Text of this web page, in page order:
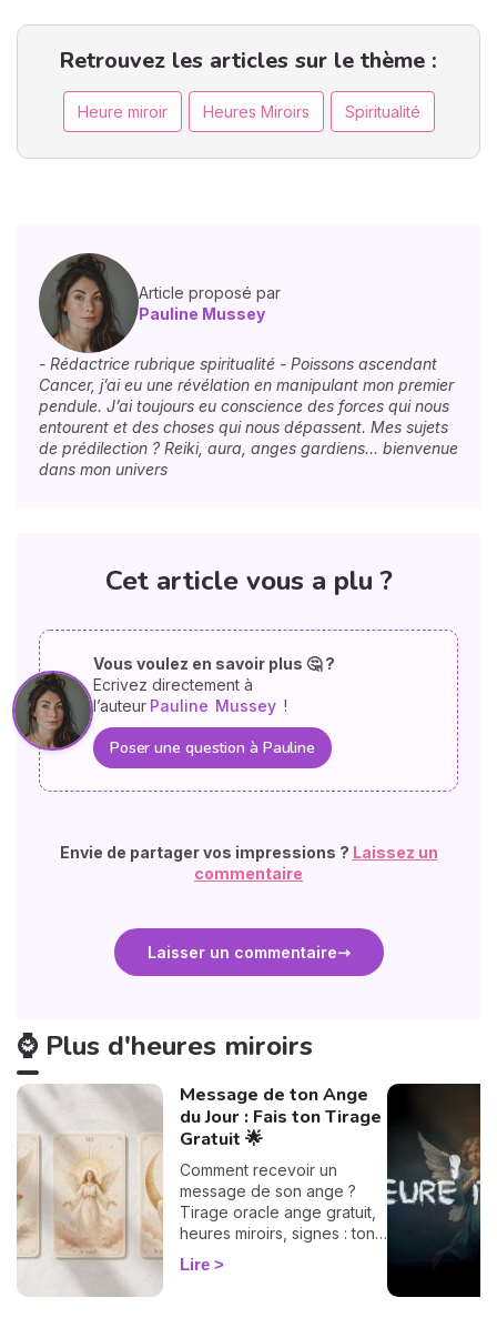
Retrouvez les articles sur le thème :
Heure miroir Heures Miroirs Spiritualité
Article proposé par
Pauline Mussey
- Rédactrice rubrique spiritualité - Poissons ascendant
Cancer, j’ai eu une révélation en manipulant mon premier
pendule. J’ai toujours eu conscience des forces qui nous
entourent et des choses qui nous dépassent. Mes sujets
de prédilection ? Reiki, aura, anges gardiens… bienvenue
dans mon univers
Cet article vous a plu ?
Vous voulez en savoir plus 🤔 ?
Ecrivez directement à
l’auteur Pauline Mussey !
Poser une question à Pauline
Envie de partager vos impressions ? Laissez un
commentaire
Laisser un commentaire
⌚ Plus d'heures miroirs
Message de ton Ange
du Jour : Fais ton Tirage
Gratuit 🌟
Comment recevoir un
message de son ange ?
Tirage oracle ange gratuit,
heures miroirs, signes : ton
guide flash pour décoder ta
guidance du jour.
Lire